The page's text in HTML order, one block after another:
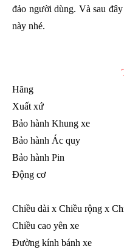
đảo người dùng. Và sau
này nhé.
Hãng
Xuất xứ
Bảo hành Khung xe
Bảo hành Ác quy
Bảo hành Pin
Động cơ
Chiều dài x Chiều rộng x
Chiều cao yên xe
Đường kính bánh xe